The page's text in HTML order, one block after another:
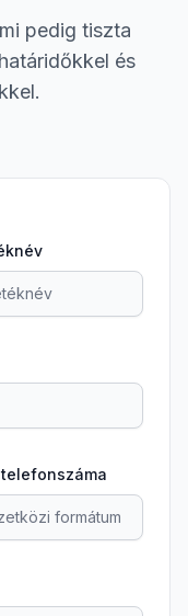
pedig tiszta
és
telefonszáma